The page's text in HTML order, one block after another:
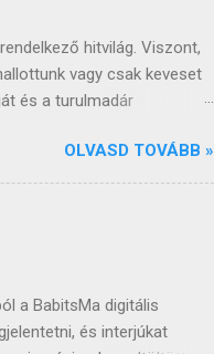
hitvilág. Viszont,
vagy csak keveset
és a turulmadár
felvétele előtti
sokszor előfordulnak
népre leginkább a
szerint a magyar
de a sámánizmus a
OLVASD TOVÁBB »
a BabitsMa digitális
és interjúkat